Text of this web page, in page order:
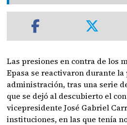
Las presiones en contra de los
Epasa se reactivaron durante la
administración, tras una serie
que se dejó al descubierto el
vicepresidente José Gabriel
instituciones, en las que tenía